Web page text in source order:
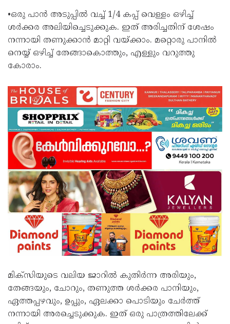
•ഒരു പാൻ അടുപ്പിൽ വച്ച് 1/4 കപ്പ് വെള്ളം ഒഴിച്ച്
ശർക്കര അലിയിച്ചെടുക്കുക. ഇത് അരിച്ചതിന് ശേഷം
നന്നായി തണുക്കാൻ മാറ്റി വയ്ക്കാം. മറ്റൊരു പാനിൽ
നെയ്യ് ഒഴിച്ച് തേങ്ങാകൊത്തും, എള്ളും വറുത്തു
കോരാം.
മിക്സിയുടെ വലിയ ജാറിൽ കുതിർന്ന അരിയും,
തേങ്ങയും, ചോറും, തണുത്ത ശർക്കര പാനിയും,
ഏത്തപ്പഴവും, ഉപ്പും, ഏലക്കാ പൊടിയും ചേർത്ത്
നന്നായി അരച്ചെടുക്കുക. ഇത് ഒരു പാത്രത്തിലേക്ക്